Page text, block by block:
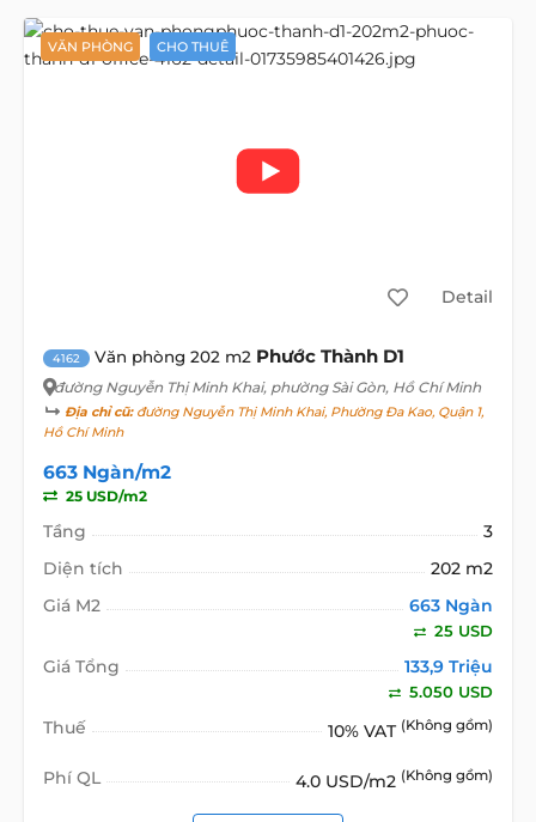
VĂN PHÒNG CHO THUÊ
Detail
4162 Văn phòng 202 m2 Phước Thành D1
đường Nguyễn Thị Minh Khai, phường Sài Gòn, Hồ Chí Minh
Địa chỉ cũ:đường Nguyễn Thị Minh Khai, Phường Đa Kao, Quận 1,
Hồ Chí Minh
663 Ngàn/m2
25 USD/m2
Tầng
3
Diện tích
202 m2
Giá M2
663 Ngàn
25 USD
Giá Tổng 133,9 Triệu
5.050 USD
Thuế 10% VAT (Không gồm)
Phí QL 4.0 USD/m2 (Không gồm)